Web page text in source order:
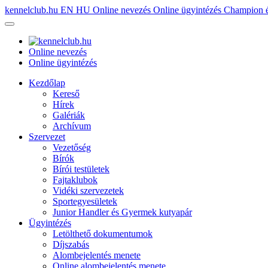
kennelclub.hu EN HU Online nevezés Online ügyintézés Champion
Online nevezés
Online ügyintézés
Kezdőlap
Kereső
Hírek
Galériák
Archívum
Szervezet
Vezetőség
Bírók
Bírói testületek
Fajtaklubok
Vidéki szervezetek
Sportegyesületek
Junior Handler és Gyermek kutyapár
Ügyintézés
Letölthető dokumentumok
Díjszabás
Alombejelentés menete
Online alombejelentés menete